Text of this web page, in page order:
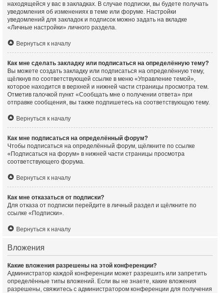
находящейся у вас в закладках. В случае подписки, вы будете получать
уведомления об изменениях в теме или форуме. Настройки
уведомлений для закладок и подписок можно задать на вкладке
«Личные настройки» личного раздела.
Вернуться к началу
Как мне сделать закладку или подписаться на определённую тему?
Вы можете создать закладку или подписаться на определённую тему,
щёлкнув по соответствующей ссылке в меню «Управление темой»,
которое находится в верхней и нижней части страницы просмотра тем.
Отметив галочкой пункт «Сообщать мне о получении ответа» при
отправке сообщения, вы также подпишетесь на соответствующую тему.
Вернуться к началу
Как мне подписаться на определённый форум?
Чтобы подписаться на определённый форум, щёлкните по ссылке
«Подписаться на форум» в нижней части страницы просмотра
соответствующего форума.
Вернуться к началу
Как мне отказаться от подписки?
Для отказа от подписки перейдите в личный раздел и щёлкните по
ссылке «Подписки».
Вернуться к началу
Вложения
Какие вложения разрешены на этой конференции?
Администратор каждой конференции может разрешить или запретить
определённые типы вложений. Если вы не знаете, какие вложения
разрешены, свяжитесь с администратором конференции для получения